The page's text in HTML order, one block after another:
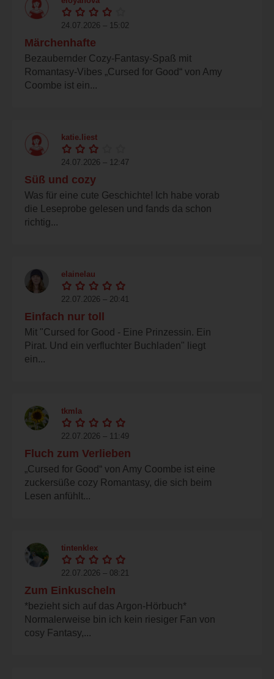
24.07.2026 – 15:02
Märchenhafte
Bezaubernder Cozy-Fantasy-Spaß mit
Romantasy-Vibes „Cursed for Good“ von Amy
Coombe ist ein...
katie.liest
24.07.2026 – 12:47
Süß und cozy
Was für eine cute Geschichte! Ich habe vorab
die Leseprobe gelesen und fands da schon
richtig...
elainelau
22.07.2026 – 20:41
Einfach nur toll
Mit "Cursed for Good - Eine Prinzessin. Ein
Pirat. Und ein verfluchter Buchladen" liegt
ein...
tkmla
22.07.2026 – 11:49
Fluch zum Verlieben
„Cursed for Good“ von Amy Coombe ist eine
zuckersüße cozy Romantasy, die sich beim
Lesen anfühlt...
tintenklex
22.07.2026 – 08:21
Zum Einkuscheln
*bezieht sich auf das Argon-Hörbuch*
Normalerweise bin ich kein riesiger Fan von
cosy Fantasy,...